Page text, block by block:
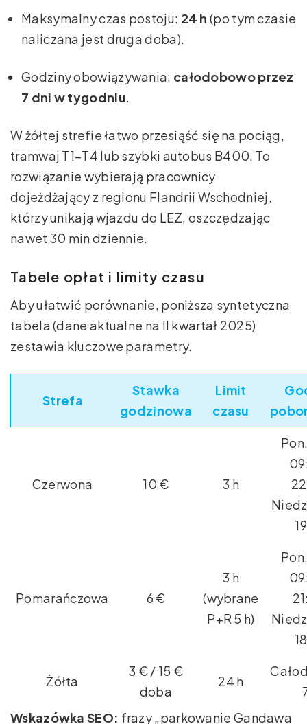
Maksymalny czas postoju: 24 h (po tym czasie
naliczana jest druga doba).
Godziny obowiązywania: całodobowo przez
7 dni w tygodniu.
W żółtej strefie łatwo przesiąść się na pociąg,
tramwaj T1–T4 lub szybki autobus B400. To
rozwiązanie wybierają pracownicy
dojeżdżający z regionu Flandrii Wschodniej,
którzy unikają wjazdu do LEZ, oszczędzając
nawet 30 min dziennie.
Tabele opłat i limity czasu
Aby ułatwić porównanie, poniższa syntetyczna
tabela (dane aktualne na II kwartał 2025)
zestawia kluczowe parametry.
Strefa
Stawka
godzinowa
Limit
czasu
Czerwona 10 € 3 h
Pomarańczowa 6 €
3 h
(wybrane
P+R 5 h)
Żółta
3 € / 15 €
doba
24 h
Wskazówka SEO: frazy „parkowanie Gandawa